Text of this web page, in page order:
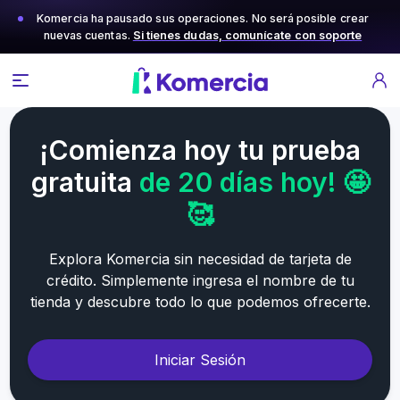
Komercia ha pausado sus operaciones. No será posible crear
nuevas cuentas. Si tienes dudas, comunícate con soporte
¡Comienza hoy tu prueba
gratuita de 20 días hoy! 🤩
🥰
Explora Komercia sin necesidad de tarjeta de
crédito. Simplemente ingresa el nombre de tu
tienda y descubre todo lo que podemos ofrecerte.
Iniciar Sesión